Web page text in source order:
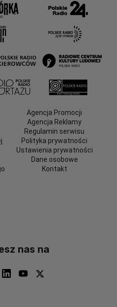
Agencja Promocji
Agencja Reklamy
Regulamin serwisu
Polityka prywatności
Ustawienia prywatności
Dane osobowe
Kontakt
nas na